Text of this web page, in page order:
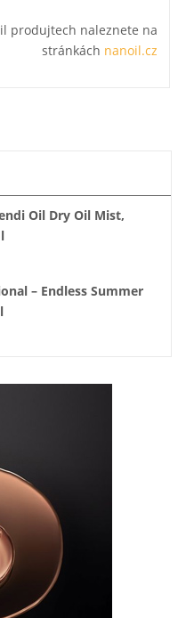
produjtech naleznete na
stránkách nanoil.cz
Oil Dry Oil Mist,
– Endless Summer